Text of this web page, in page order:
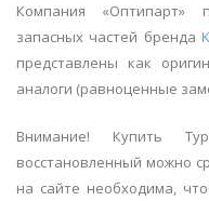
Компания «Оптипарт»
запасных частей бренда
представлены как
аналоги (равноценные
Внимание! Купить
восстановленный можно
на сайте необходима,